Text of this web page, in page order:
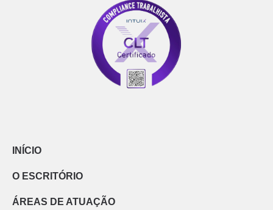
INÍCIO
O ESCRITÓRIO
ÁREAS DE ATUAÇÃO